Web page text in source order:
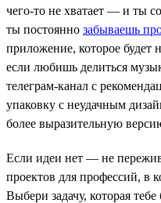
чего-то не хватает — и ты
ты постоянно забываешь
приложение, которое будет
если любишь делиться
телеграм-канал с
упаковку с неудачным
более выразительную
Если идеи нет — не
проектов для профессий, в
Выбери задачу, которая